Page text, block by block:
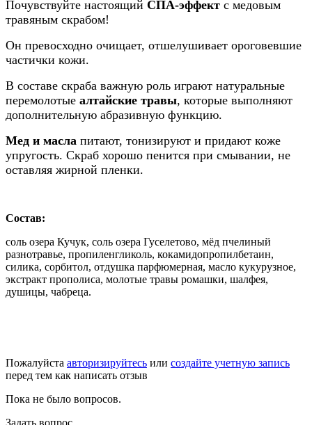
Почувствуйте настоящий СПА-эффект с медовым
травяным скрабом!
Он превосходно очищает, отшелушивает ороговевшие
частички кожи.
В составе скраба важную роль играют натуральные
перемолотые алтайские травы, которые выполняют
дополнительную абразивную функцию.
Мед и масла питают, тонизируют и придают коже
упругость. Скраб хорошо пенится при смывании, не
оставляя жирной пленки.
Состав:
соль озера Кучук, соль озера Гуселетово, мёд пчелиный
разнотравье, пропиленгликоль, кокамидопропилбетаин,
силика, сорбитол, отдушка парфюмерная, масло кукурузное,
экстракт прополиса, молотые травы ромашки, шалфея,
душицы, чабреца.
Пожалуйста авторизируйтесь или создайте учетную запись
перед тем как написать отзыв
Пока не было вопросов.